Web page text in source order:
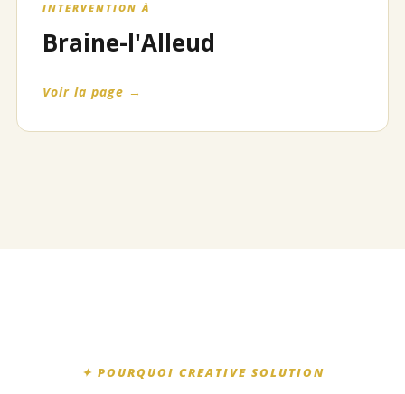
INTERVENTION À
Braine-l'Alleud
Voir la page →
✦ POURQUOI CREATIVE SOLUTION